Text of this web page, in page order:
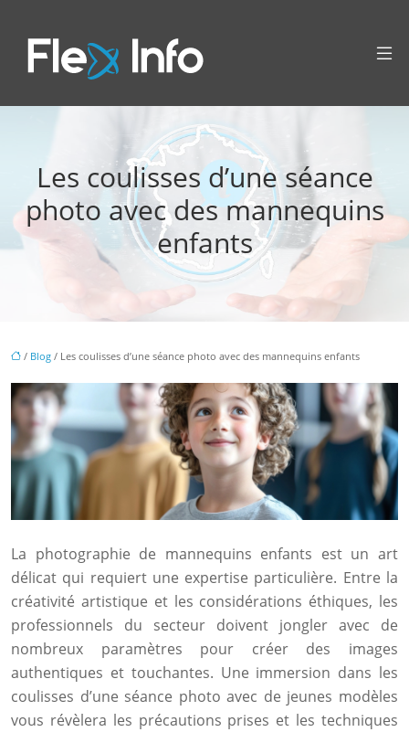
Les coulisses d’une séance
photo avec des mannequins
enfants
/ Blog / Les coulisses d’une séance photo avec des mannequins enfants
La photographie de mannequins enfants est un art
délicat qui requiert une expertise particulière. Entre la
créativité artistique et les considérations éthiques, les
professionnels du secteur doivent jongler avec de
nombreux paramètres pour créer des images
authentiques et touchantes. Une immersion dans les
coulisses d’une séance photo avec de jeunes modèles
vous révèlera les précautions prises et les techniques